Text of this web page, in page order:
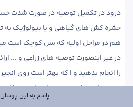
پاسخ به این پرسش